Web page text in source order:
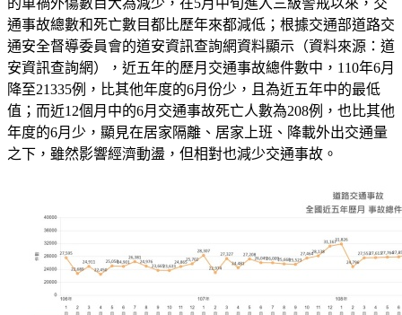
的車禍外傷數目大為減少，在5月中旬進入三級警戒以來，交
通事故總數和死亡數目都比歷年來都減低；根據交通部道路交
通安全督導委員會的道安資訊查詢網資料顯示（資料來源：道
安資訊查詢網）
，近五年的歷月交通事故總件數中， 110年6月
降至21335例，比其他年度的6月份少，且為近五年中的最低
值；而近12個月中的6月交通事故死亡人數為208例，也比其他
年度的6月少，顯見在居家隔離、居家上班、降載外出交通量
之下，雖然影響經濟動盪，但相對也減少交通事故。